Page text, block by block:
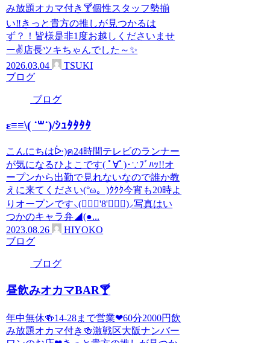
み放題オカマ付き🍸個性スタッフ勢揃
い‼️きっと貴方の推しが見つかるは
ず？！皆様是非1度お越しくださいませ
ー✌店長ツキちゃんでした～✨
2026.03.04
TSUKI
ブログ
ブログ
ε≡≡\( ˙꒳˙)/ｼｭﾀﾀﾀﾀ
こんにちはᐕ)ฅ24時間テレビのランナー
が気になるひよこです( ﾟ∀ﾟ)･∵ﾌﾞﾊｯ!!オ
ープンから出勤で見れないなので誰か教
えに来てください(°ω。)ｸｸｸ今宵も20時よ
りオープンです⸜(๑⃙⃘'8'๑⃙⃘)⸝写真はい
つかのキャラ弁◢(●...
2023.08.26
HIYOKO
ブログ
ブログ
昼飲みオカマBAR🍸
年中無休🍻14-28まで営業❤60分2000円飲
み放題オカマ付き🍻激戦区大阪ナンバー